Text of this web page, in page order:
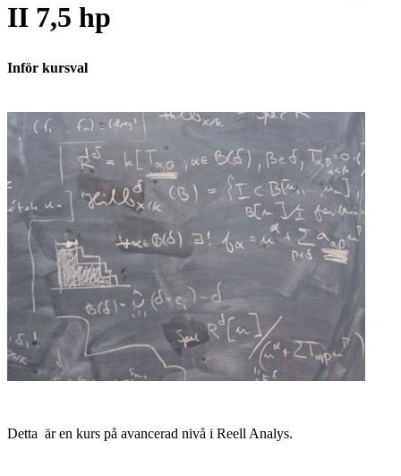
II 7,5 hp
Inför kursval
Detta är en kurs på avancerad nivå i Reell Analys.